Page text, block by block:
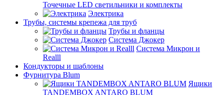
Точечные LED светильники и комплекты
Электрика
Трубы, системы крепежа для труб
Трубы и фланцы
Система Джокер
Система Микрон и
Realll
Кондукторы и шаблоны
Фурнитура Blum
Ящики
TANDEMBOX ANTARO BLUM